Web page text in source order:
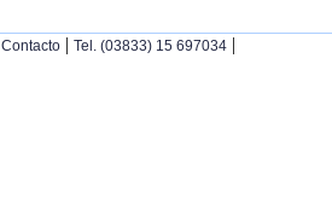
Contacto | Tel. (03833) 15 697034 |